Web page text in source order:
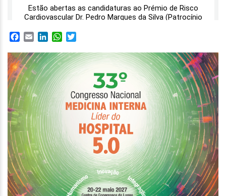
Facebook
Email LinkedInWhatsApp